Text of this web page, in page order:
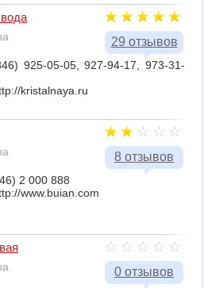
29 отзывов
925-05-05, 927-94-17, 973-31-
kristalnaya.ru
8 отзывов
2 000 888
www.buian.com
0 отзывов